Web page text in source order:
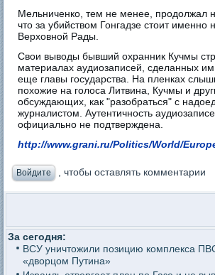
Мельниченко, тем не менее, продолжал
что за убийством Гонгадзе стоит
Верховной Рады.
Свои выводы бывший охранник Кучмы
материалах аудиозаписей, сделанных им
еще главы государства. На пленках
похожие на голоса Литвина, Кучмы и
обсуждающих, как "разобраться" с
журналистом. Аутентичность
официально не подтверждена.
http://www.grani.ru/Politics/World/
Войдите , чтобы оставлять комментарии
За сегодня:
ВСУ уничтожили позицию комплекса
«дворцом Путина»